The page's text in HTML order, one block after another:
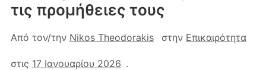
τις προμήθειες τους
Από τον/την Nikos Theodorakis στην Επικαιρότητα
στις 17 Ιανουαρίου 2026 .